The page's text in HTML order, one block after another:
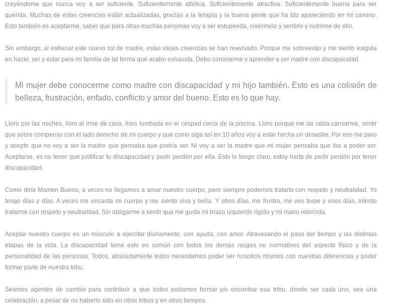
creyéndome que nunca voy a ser suficiente. Suficientemente atlética. Suficientemente atractiva. Suficientemente buena para ser
querida. Muchas de estas creencias están actualizadas, gracias a la terapia y la buena gente que ha ido apareciendo en mi camino.
Esto también es aceptarme, saber que para otras muchas personas voy a ser estupenda, creérmelo y sentirlo y nutrirme de ello.
Sin embargo, al estrenar este nuevo rol de madre, estas viejas creencias se han reavivado. Porque me sobreexijo y me siento exigida
en hacer, ser y estar para mi familia de tal forma que acabo exhausta. Debo conocerme y aprender a ser madre con discapacidad.
Mi mujer debe conocerme como madre con discapacidad y mi hijo también. Esto es una colisión de
belleza, frustración, enfado, conflicto y amor del bueno. Esto es lo que hay.
Lloro por las noches, lloro al irme de casa, lloro tumbada en el césped cerca de la piscina. Lloro porque me da rabia cansarme, sentir
que sobre compenso con el lado derecho de mi cuerpo y que como siga así en 10 años voy a estar hecha un desastre. Por eso me paro
y acepto que no voy a ser la madre que pensaba que podría ser. Ni voy a ser la madre que mi mujer pensaba que iba a poder ser.
Aceptarse, es no tener que justificar tu discapacidad y pedir perdón por ella. Esto lo tengo claro, estoy harta de pedir perdón por tener
discapacidad.
Como diría Mamen Bueno, a veces no llegamos a amar nuestro cuerpo, pero siempre podemos tratarlo con respeto y neutralidad. Yo
tengo días y días. A veces me encanta mi cuerpo y me siento viva y bella. Y otros días, me frustro, me veo torpe y esos días, intento
tratarme con respeto y neutralidad. Sin obligarme a sentir que me gusta mi brazo izquierdo rígido y mi mano retorcida.
Aceptar nuestro cuerpo es un músculo a ejercitar diariamente, con ayuda, con amor. Atravesando el paso del tiempo y las distintas
etapas de la vida. La discapacidad tiene esto en común con todos los demás rasgos no normativos del aspecto físico y de la
personalidad de las personas. Todos, absolutamente todos necesitamos poder ser nosotros mismos con nuestras diferencias y poder
formar parte de nuestra tribu.
Seamos agentes de cambio para contribuir a que todos podamos formar y/o encontrar esa tribu, donde ser cada uno, sea una
celebración, a pesar de no haberlo sido en otras tribus y en otros tiempos.